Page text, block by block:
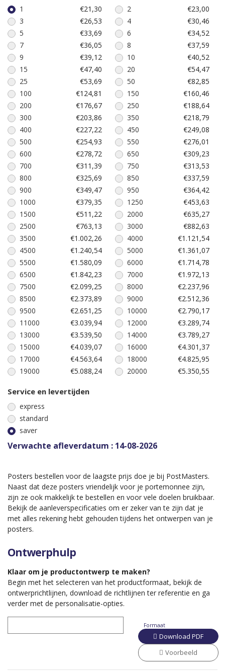
1 €21,30 2
€23,00
3
€26,53 4
€30,46
5
€33,69 6
€34,52
7
€36,05 8
€37,59
9
€39,12 10
€40,52
15
€47,40 20
€54,47
25
€53,69 50
€82,85
100
€124,81 150
€160,46
200
€176,67 250
€188,64
300
€203,86 350
€218,79
400
€227,22 450
€249,08
500
€254,93 550
€276,01
600
€278,72 650
€309,23
700
€311,39 750
€313,53
800
€325,69 850
€337,59
900
€349,47 950
€364,42
1000
€379,35 1250
€453,63
1500
€511,22 2000
€635,27
2500
€763,13 3000
€882,63
3500
€1.002,26 4000
€1.121,54
4500
€1.240,54 5000
€1.361,07
5500
€1.580,09 6000
€1.714,78
6500
€1.842,23 7000
€1.972,13
7500
€2.099,25 8000
€2.237,96
8500
€2.373,89 9000
€2.512,36
9500
€2.651,25 10000
€2.790,17
11000
€3.039,94 12000
€3.289,74
13000
€3.539,50 14000
€3.789,27
15000
€4.039,07 16000
€4.301,37
17000
€4.563,64 18000
€4.825,95
19000
€5.088,24 20000 €5.350,55
Service en levertijden
express
standard
saver
Verwachte afleverdatum : 14-08-2026
Posters bestellen voor de laagste prijs doe je bij PostMasters.
Naast dat deze posters vriendelijk voor je portemonnee zijn,
zijn ze ook makkelijk te bestellen en voor vele doelen bruikbaar.
Bekijk de aanleverspecificaties om er zeker van te zijn dat je
met alles rekening hebt gehouden tijdens het ontwerpen van je
posters.
Ontwerphulp
Klaar om je productontwerp te maken?
Begin met het selecteren van het productformaat, bekijk de
ontwerprichtlijnen, download de richtlijnen ter referentie en ga
verder met de personalisatie-opties.
Formaat
Download PDF
Voorbeeld